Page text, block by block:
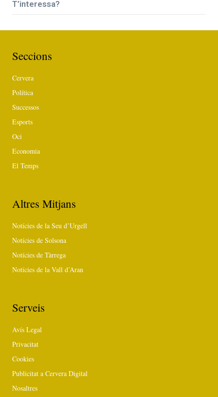
T’interessa?
Seccions
Cervera
Política
Successos
Esports
Oci
Economia
El Temps
Altres Mitjans
Notícies de la Seu d’Urgell
Notícies de Solsona
Notícies de Tàrrega
Notícies de la Vall d’Aran
Serveis
Avís Legal
Privacitat
Cookies
Publicitat a Cervera Digital
Nosaltres